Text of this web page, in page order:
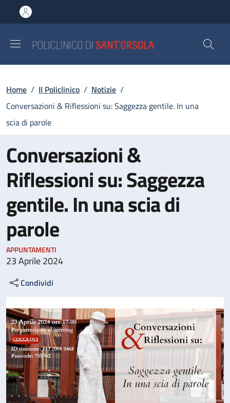
al contenuto principale
to footer content
Briciole di pane
Home / Il Policlinico / Notizie /
Conversazioni & Riflessioni su: Saggezza gentile. In una
scia di parole
Conversazioni &
Riflessioni su: Saggezza
gentile. In una scia di
parole
APPUNTAMENTI
23 Aprile 2024
Condividi